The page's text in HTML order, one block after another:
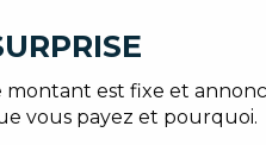
est fixe et
vous payez et pourquoi.